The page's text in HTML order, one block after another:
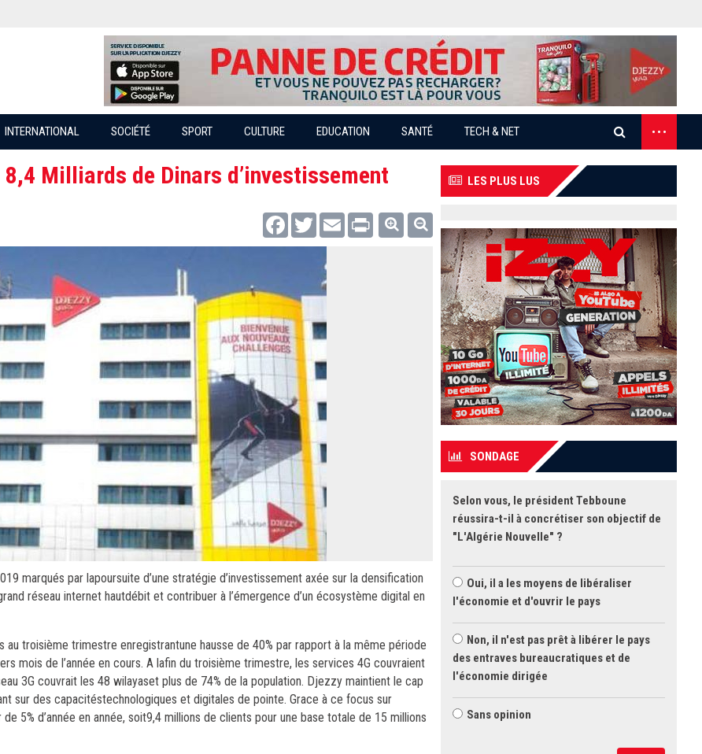
INTERNATIONAL SOCIÉTÉ SPORT CULTURE EDUCATION SANTÉ TECH & NET
...
Milliards de Dinars d’investissement
FacebookTwitter Email Print
marqués par lapoursuite d’une stratégie d’investissement axée sur la densification
réseau internet hautdébit et contribuer à l’émergence d’un écosystème digital en
troisième trimestre enregistrantune hausse de 40% par rapport à la même période
mois de l’année en cours. A lafin du troisième trimestre, les services 4G couvraient
3G couvrait les 48 wilayaset plus de 74% de la population. Djezzy maintient le cap
sur des capacitéstechnologiques et digitales de pointe. Grace à ce focus sur
5% d’année en année, soit9,4 millions de clients pour une base totale de 15 millions
LES PLUS LUS
SONDAGE
Selon vous, le président Tebboune
réussira-t-il à concrétiser son objectif de
"L'Algérie Nouvelle" ?
Oui, il a les moyens de libéraliser
l'économie et d'ouvrir le pays
Non, il n'est pas prêt à libérer le pays
des entraves bureaucratiques et de
l'économie dirigée
Sans opinion